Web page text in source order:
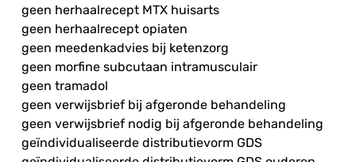
geen herhaalrecept MTX huisarts
geen herhaalrecept opiaten
geen meedenkadvies bij ketenzorg
geen morfine subcutaan intramusculair
geen tramadol
geen verwijsbrief bij afgeronde behandeling
geen verwijsbrief nodig bij afgeronde behandeling
geïndividualiseerde distributievorm GDS